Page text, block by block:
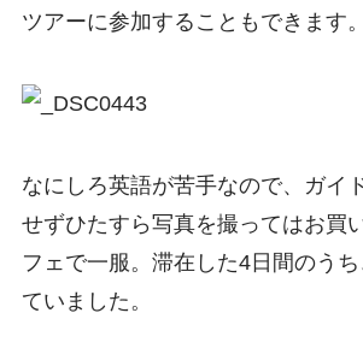
ツアーに参加することもできます。
なにしろ英語が苦手なので、ガイ
せずひたすら写真を撮ってはお買
フェで一服。滞在した4日間のう
ていました。